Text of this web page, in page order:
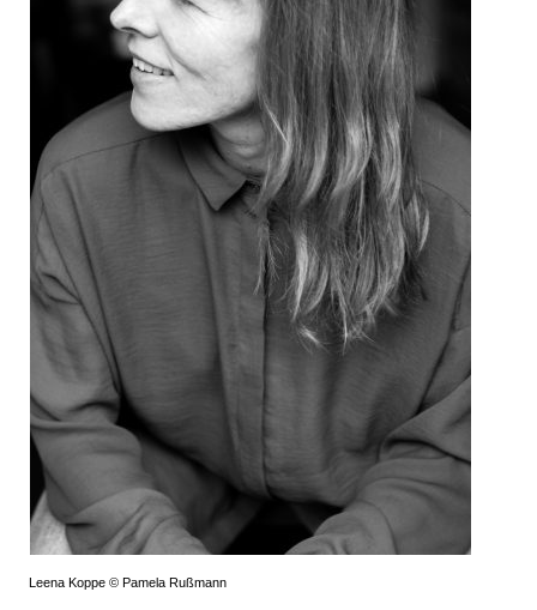
Leena Koppe © Pamela Rußmann